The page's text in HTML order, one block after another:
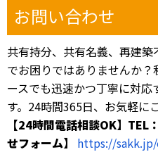
お問い合わせ
共有持分、共有名義、再建
でお困りではありませんか
ースでも迅速かつ丁寧に対
す。24時間365日、お気軽に
【24時間電話相談OK】
せフォーム】 https://